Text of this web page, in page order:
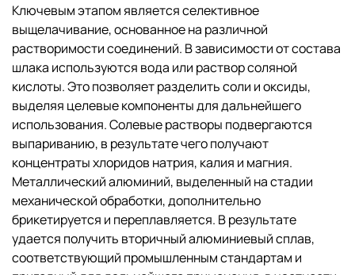
Ключевым этапом является селективное
выщелачивание, основанное на различной
растворимости соединений. В зависимости от состава
шлака используются вода или раствор соляной
кислоты. Это позволяет разделить соли и оксиды,
выделяя целевые компоненты для дальнейшего
использования. Солевые растворы подвергаются
выпариванию, в результате чего получают
концентраты хлоридов натрия, калия и магния.
Металлический алюминий, выделенный на стадии
механической обработки, дополнительно
брикетируется и переплавляется. В результате
удается получить вторичный алюминиевый сплав,
соответствующий промышленным стандартам и